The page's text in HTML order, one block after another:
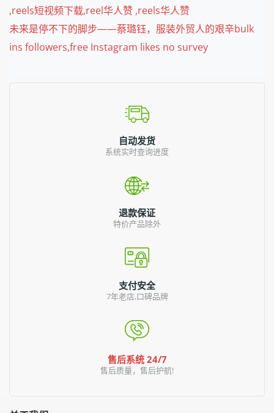
,reels短视频下载,reel华人赞 ,reels华人赞
未来是停不下的脚步——蔡璐钰，服装外贸人的艰辛bulk
ins followers,free Instagram likes no survey
自动发货
系统实时查询进度
退款保证
特价产品除外
支付安全
7年老店,口碑品牌
售后系统 24/7
售后质量，售后护航!